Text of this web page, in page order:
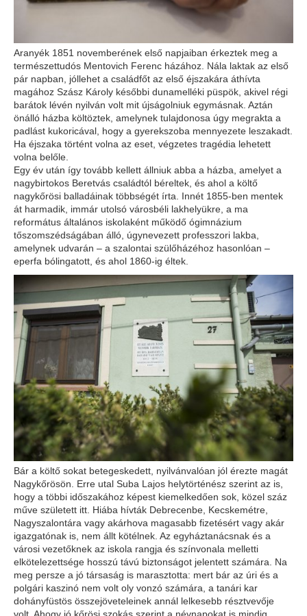
Aranyék 1851 novemberének első napjaiban érkeztek meg a
természettudós Mentovich Ferenc házához. Nála laktak az első
pár napban, jóllehet a családfőt az első éjszakára áthívta
magához Szász Károly későbbi dunamelléki püspök, akivel régi
barátok lévén nyilván volt mit újságolniuk egymásnak. Aztán
önálló házba költöztek, amelynek tulajdonosa úgy megrakta a
padlást kukoricával, hogy a gyerekszoba mennyezete leszakadt.
Ha éjszaka történt volna az eset, végzetes tragédia lehetett
volna belőle.
Egy év után így tovább kellett állniuk abba a házba, amelyet a
nagybirtokos Beretvás családtól béreltek, és ahol a költő
nagykőrösi balladáinak többségét írta. Innét 1855-ben mentek
át harmadik, immár utolsó városbéli lakhelyükre, a ma
református általános iskolaként működő ógimnázium
tőszomszédságában álló, úgynevezett professzori lakba,
amelynek udvarán – a szalontai szülőházéhoz hasonlóan –
eperfa bólingatott, és ahol 1860-ig éltek.
Bár a költő sokat betegeskedett, nyilvánvalóan jól érezte magát
Nagykőrösön. Erre utal Suba Lajos helytörténész szerint az is,
hogy a többi időszakához képest kiemelkedően sok, közel száz
műve született itt. Hiába hívták Debrecenbe, Kecskemétre,
Nagyszalontára vagy akárhova magasabb fizetésért vagy akár
igazgatónak is, nem állt kötélnek. Az egyháztanácsnak és a
városi vezetőknek az iskola rangja és színvonala melletti
elkötelezettsége hosszú távú biztonságot jelentett számára. Na
meg persze a jó társaság is marasztotta: mert bár az úri és a
polgári kaszinó nem volt oly vonzó számára, a tanári kar
dohányfüstös összejöveteleinek annál lelkesebb résztvevője